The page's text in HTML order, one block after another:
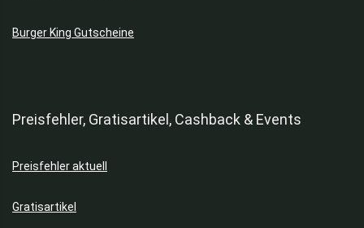
Burger King Gutscheine
Preisfehler, Gratisartikel, Cashback & Events
Preisfehler aktuell
Gratisartikel